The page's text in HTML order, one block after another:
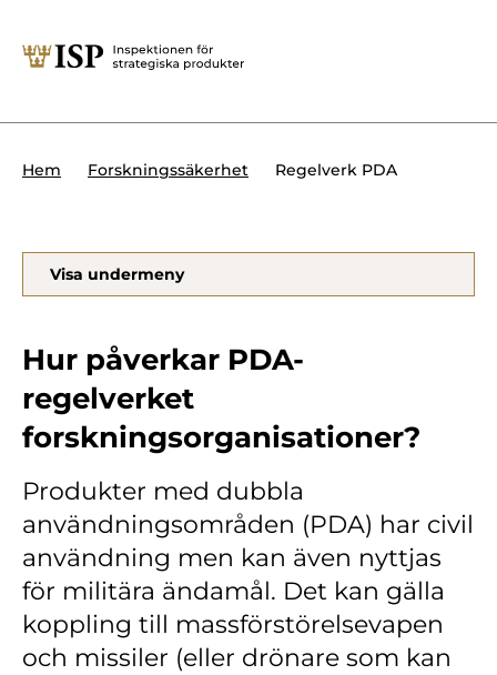
Söktips:
Regelverk
Krigsmateriel
Utländska direktinvesteringar
Kemvapen-konventionen
Kontakt
Lediga jobb
Kundwebben
In English
Hem Forskningssäkerhet Regelverk PDA
Visa undermeny
Hur påverkar PDA-
regelverket
forskningsorganisationer?
Produkter med dubbla
användningsområden (PDA) har civil
användning men kan även nyttjas
för militära ändamål. Det kan gälla
koppling till massförstörelsevapen
och missiler (eller drönare som kan